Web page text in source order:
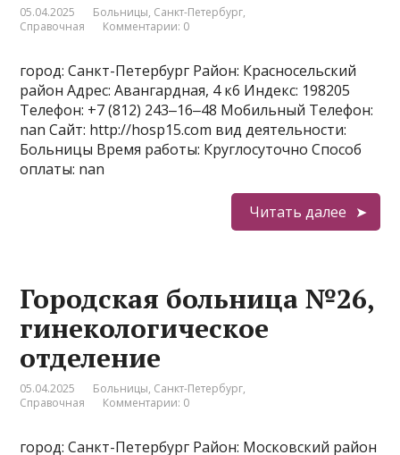
05.04.2025 Больницы, Санкт-Петербург,
Справочная
Комментарии: 0
город: Санкт-Петербург Район: Красносельский
район Адрес: Авангардная, 4 к6 Индекс: 198205
Телефон: +7 (812) 243‒16‒48 Мобильный Телефон:
nan Сайт: http://hosp15.com вид деятельности:
Больницы Время работы: Круглосуточно Способ
оплаты: nan
Читать далее
Городская больница №26,
гинекологическое
отделение
05.04.2025 Больницы, Санкт-Петербург,
Справочная
Комментарии: 0
город: Санкт-Петербург Район: Московский район